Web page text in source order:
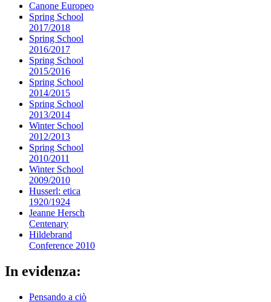
Canone Europeo
Spring School
2017/2018
Spring School
2016/2017
Spring School
2015/2016
Spring School
2014/2015
Spring School
2013/2014
Winter School
2012/2013
Spring School
2010/2011
Winter School
2009/2010
Husserl: etica
1920/1924
Jeanne Hersch
Centenary
Hildebrand
Conference 2010
In evidenza:
Pensando a ciò